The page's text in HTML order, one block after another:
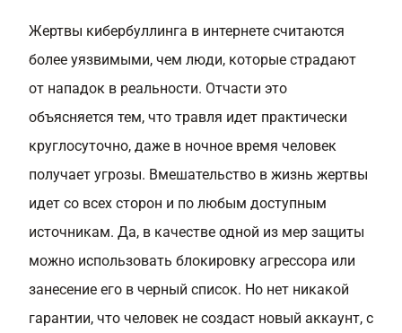
Жертвы кибербуллинга в интернете считаются
более уязвимыми, чем люди, которые страдают
от нападок в реальности. Отчасти это
объясняется тем, что травля идет практически
круглосуточно, даже в ночное время человек
получает угрозы. Вмешательство в жизнь жертвы
идет со всех сторон и по любым доступным
источникам. Да, в качестве одной из мер защиты
можно использовать блокировку агрессора или
занесение его в черный список. Но нет никакой
гарантии, что человек не создаст новый аккаунт, с